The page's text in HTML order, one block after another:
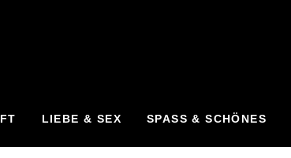
LIEBE & SEX SPASS & SCHÖNES